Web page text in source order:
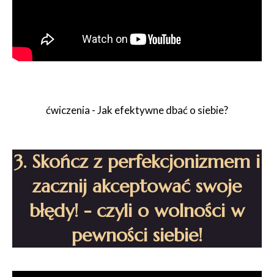
ćwiczenia - Jak efektywne dbać o siebie?
3. Skończ z perfekcjonizmem i
zacznij akceptować swoje
błędy! - czyli o wolności w
pewności siebie!